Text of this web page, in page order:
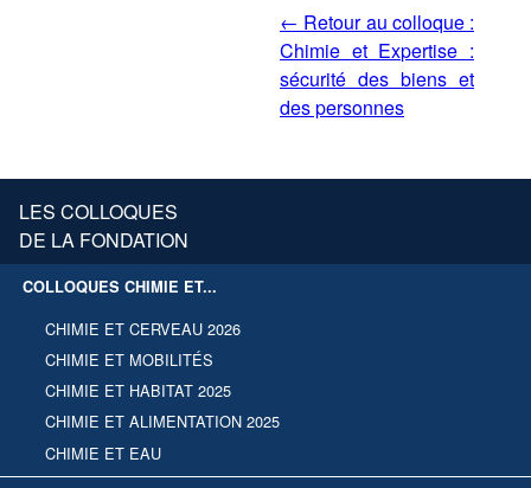
← Retour au colloque :
Chimie et Expertise :
sécurité des biens et
des personnes
LES COLLOQUES
DE LA FONDATION
COLLOQUES CHIMIE ET...
CHIMIE ET CERVEAU 2026
CHIMIE ET MOBILITÉS
CHIMIE ET HABITAT 2025
CHIMIE ET ALIMENTATION 2025
CHIMIE ET EAU